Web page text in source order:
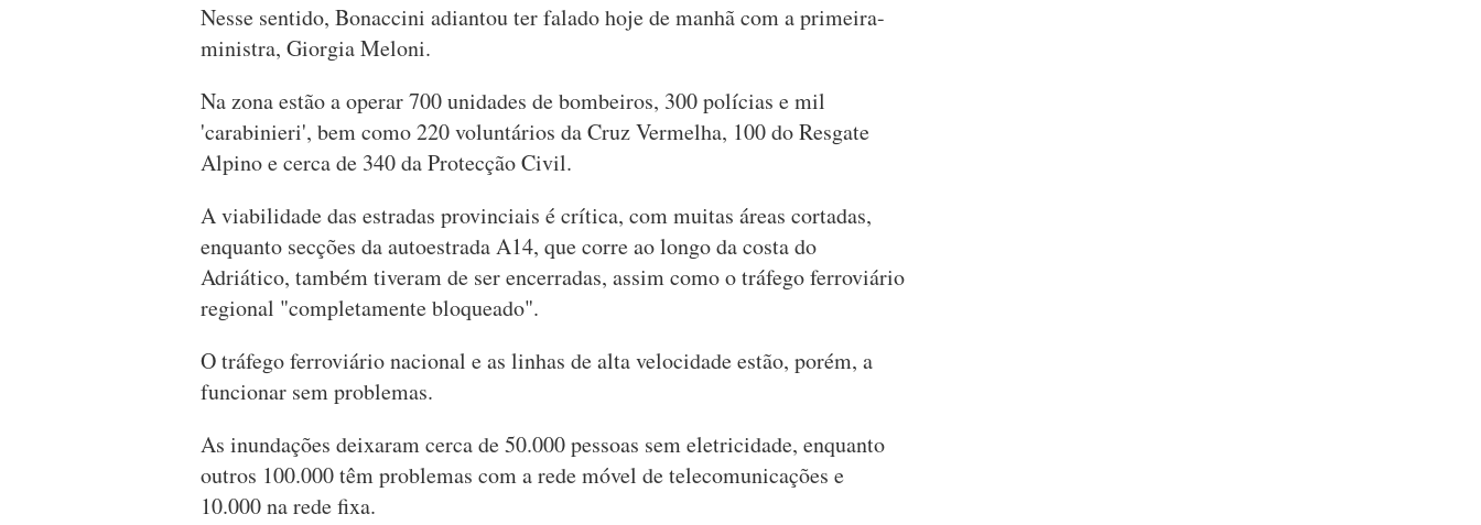
Nesse sentido, Bonaccini adiantou ter falado hoje de manhã com a primeira-
ministra, Giorgia Meloni.
Na zona estão a operar 700 unidades de bombeiros, 300 polícias e mil
'carabinieri', bem como 220 voluntários da Cruz Vermelha, 100 do Resgate
Alpino e cerca de 340 da Protecção Civil.
A viabilidade das estradas provinciais é crítica, com muitas áreas cortadas,
enquanto secções da autoestrada A14, que corre ao longo da costa do
Adriático, também tiveram de ser encerradas, assim como o tráfego ferroviário
regional "completamente bloqueado".
O tráfego ferroviário nacional e as linhas de alta velocidade estão, porém, a
funcionar sem problemas.
As inundações deixaram cerca de 50.000 pessoas sem eletricidade, enquanto
outros 100.000 têm problemas com a rede móvel de telecomunicações e
10.000 na rede fixa.